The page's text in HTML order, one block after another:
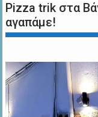
Pizza trik στα
αγαπάμε!